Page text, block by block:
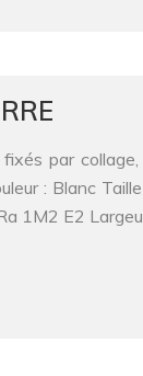
par
: Blanc
1M2 E2